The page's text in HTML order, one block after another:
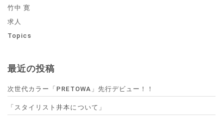
竹中 寛
求人
Topics
最近の投稿
次世代カラー「PRETOWA」先行デビュー！！
「スタイリスト井本について」